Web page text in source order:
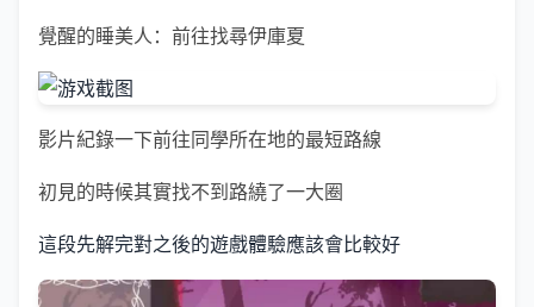
覺醒的睡美人：前往找尋伊庫夏
影片紀錄一下前往同學所在地的最短路線
初見的時候其實找不到路繞了一大圈
這段先解完對之後的遊戲體驗應該會比較好